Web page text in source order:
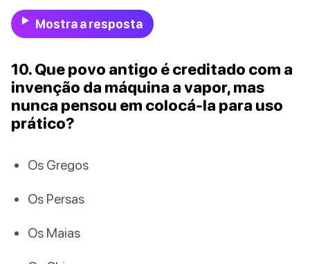
Mostra a resposta
10. Que povo antigo é creditado com a
invenção da máquina a vapor, mas
nunca pensou em colocá-la para uso
prático?
Os Gregos
Os Persas
Os Maias